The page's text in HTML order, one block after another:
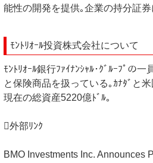
能性の開発を提供｡企業の持分証
ﾓﾝﾄﾘｵｰﾙ投資株式会社について
ﾓﾝﾄﾘｵｰﾙ銀行ﾌｧｲﾅﾝｼｬﾙ･ｸﾞﾙｰﾌﾟの
と保険商品を扱っている｡ｶﾅﾀﾞと
現在の総資産5220億ﾄﾞﾙ｡
外部ﾘﾝｸ
BMO Investments Inc. Announces